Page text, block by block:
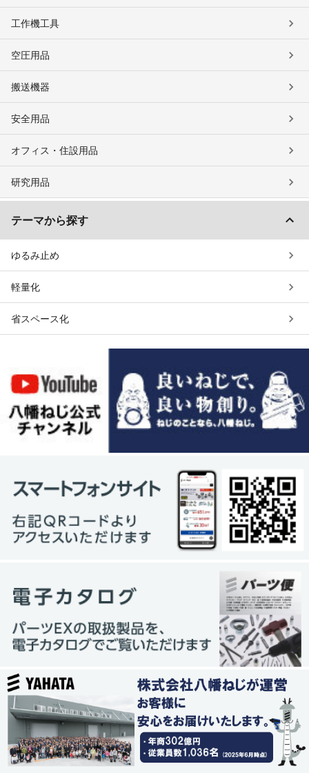
工作機工具
空圧用品
搬送機器
安全用品
オフィス・住設用品
研究用品
テーマから探す
ゆるみ止め
軽量化
省スペース化